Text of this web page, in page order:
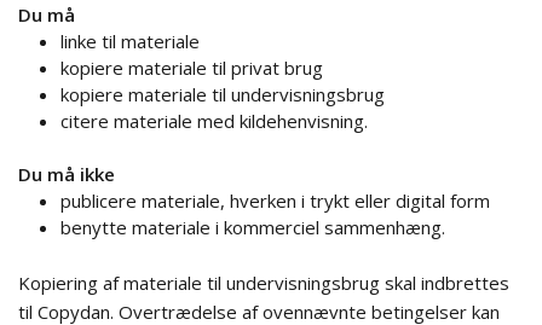
Du må
linke til materiale
kopiere materiale til privat brug
kopiere materiale til undervisningsbrug
citere materiale med kildehenvisning.
Du må ikke
publicere materiale, hverken i trykt eller digital form
benytte materiale i kommerciel sammenhæng.
Kopiering af materiale til undervisningsbrug skal indbrettes
til Copydan. Overtrædelse af ovennævnte betingelser kan